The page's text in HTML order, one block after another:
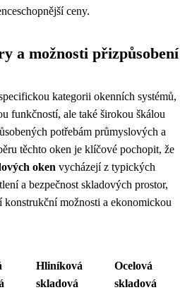
ceny.
a možnosti přizpůsobení
kategorii okenních systémů,
funkčností, ale také širokou škálou
potřebám průmyslových a
těchto oken je klíčové pochopit, že
oken vycházejí z typických
a bezpečnost skladových prostor,
konstrukční možnosti a ekonomickou
Hliníková
skladová
Ocelová
skladová